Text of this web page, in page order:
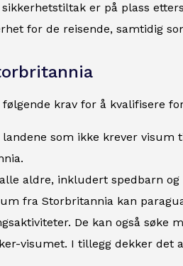
er på plass
for de reisende, samtidig
krav for å kvalifisere
som ikke krever visum
aldre, inkludert spedbarn og
fra Storbritannia kan
De kan også søke
visumet. I tillegg dekker